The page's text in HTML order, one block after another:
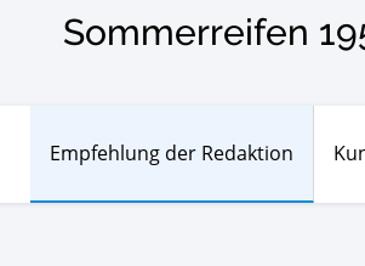
Sommerreifen
Empfehlung der Redaktion